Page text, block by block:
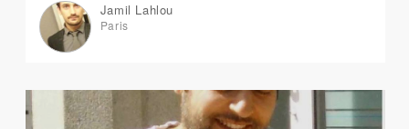
Jamil Lahlou
Paris